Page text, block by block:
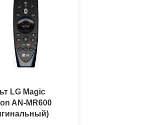
LG Magic
AN-MR600